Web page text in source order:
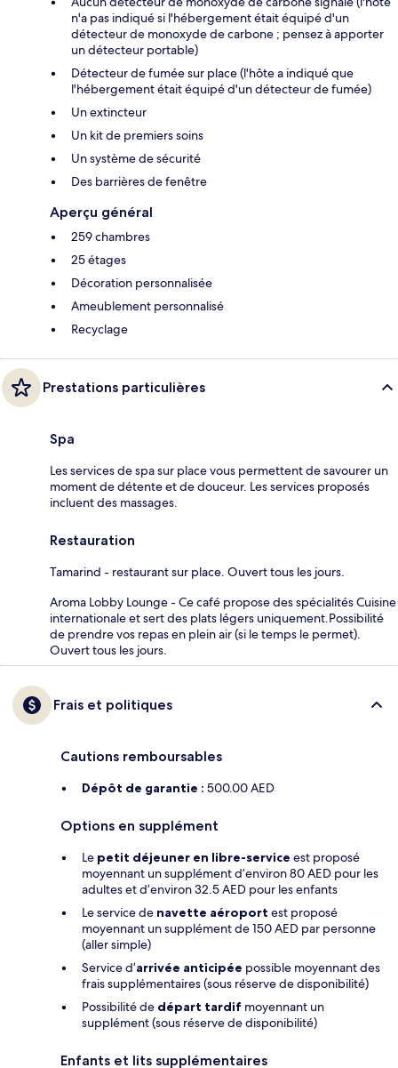
n'a pas indiqué si l'hébergement était équipé d'un
détecteur de monoxyde de carbone ; pensez à apporter
un détecteur portable)
Détecteur de fumée sur place (l'hôte a indiqué que
l'hébergement était équipé d'un détecteur de fumée)
Un extincteur
Un kit de premiers soins
Un système de sécurité
Des barrières de fenêtre
Aperçu général
259 chambres
25 étages
Décoration personnalisée
Ameublement personnalisé
Recyclage
Prestations particulières
Spa
Les services de spa sur place vous permettent de savourer un
moment de détente et de douceur. Les services proposés
incluent des massages.
Restauration
Tamarind - restaurant sur place. Ouvert tous les jours.
Aroma Lobby Lounge - Ce café propose des spécialités Cuisine
internationale et sert des plats légers uniquement.Possibilité
de prendre vos repas en plein air (si le temps le permet).
Ouvert tous les jours.
Frais et politiques
Cautions remboursables
Dépôt de garantie : 500.00 AED
Options en supplément
Le petit déjeuner en libre-service est proposé
moyennant un supplément d’environ 80 AED pour les
adultes et d’environ 32.5 AED pour les enfants
Le service de navette aéroport est proposé
moyennant un supplément de 150 AED par personne
(aller simple)
Service d’arrivée anticipée possible moyennant des
frais supplémentaires (sous réserve de disponibilité)
Possibilité de départ tardif moyennant un
supplément (sous réserve de disponibilité)
Enfants et lits supplémentaires